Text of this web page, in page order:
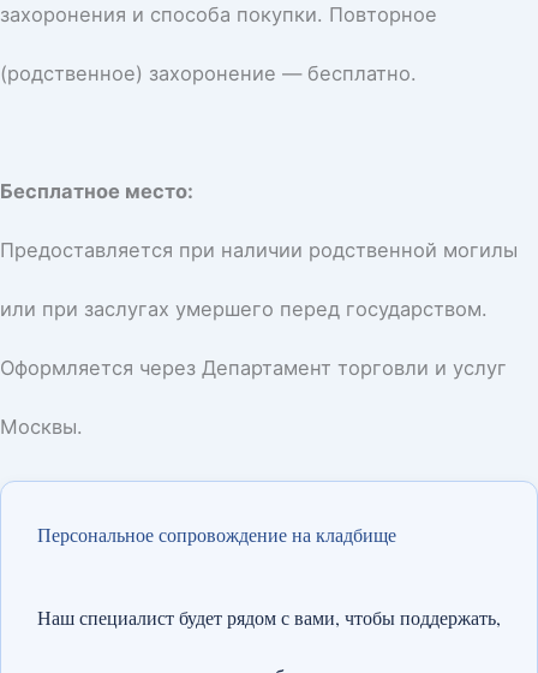
захоронения и способа покупки. Повторное
(родственное) захоронение — бесплатно.
Бесплатное место:
Предоставляется при наличии родственной могилы
или при заслугах умершего перед государством.
Оформляется через Департамент торговли и услуг
Москвы.
Персональное сопровождение на кладбище
Наш специалист будет рядом с вами, чтобы поддержать,